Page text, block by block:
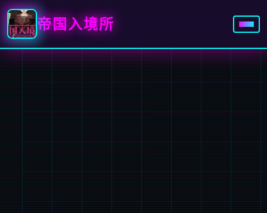
帝国入境所